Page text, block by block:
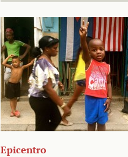
Epicentro